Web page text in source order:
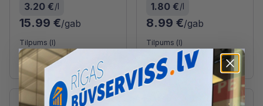
3.20 €/l
15.99 €/gab
Tilpums (l)
1 5 10
1.80 €/l
8.99 €/gab
Tilpums (l)
5 10